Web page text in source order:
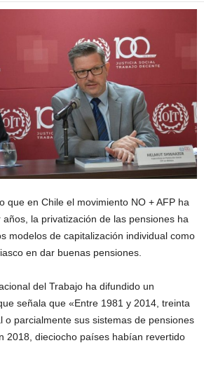
que en Chile el movimiento NO + AFP ha
la privatización de las pensiones ha
modelos de capitalización individual como
en dar buenas pensiones.
del Trabajo ha difundido un
señala que «Entre 1981 y 2014, treinta
o parcialmente sus sistemas de pensiones
2018, dieciocho países habían revertido